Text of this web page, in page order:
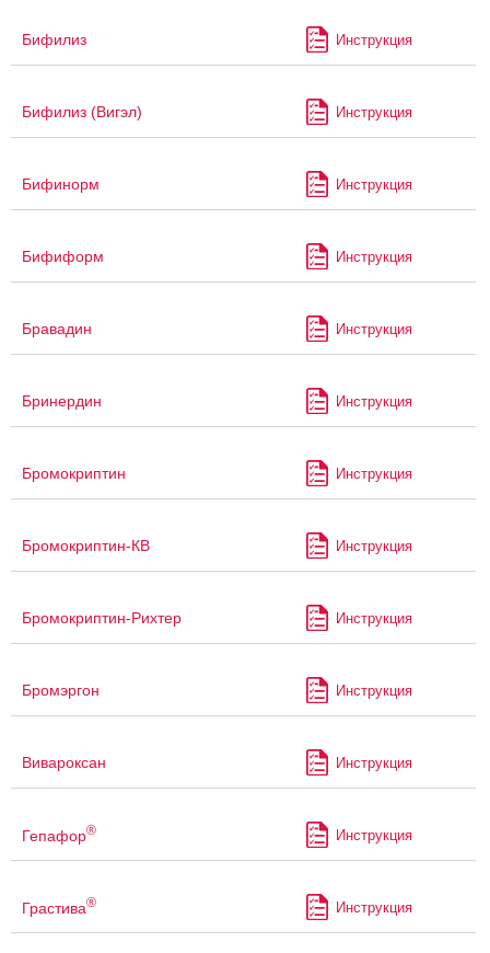
Бифилиз Инструкция
Бифилиз (Вигэл) Инструкция
Бифинорм Инструкция
Бифиформ Инструкция
Бравадин Инструкция
Бринердин Инструкция
Бромокриптин Инструкция
Бромокриптин-КВ Инструкция
Бромокриптин-Рихтер Инструкция
Бромэргон Инструкция
Вивароксан Инструкция
Гепафор® Инструкция
Грастива® Инструкция